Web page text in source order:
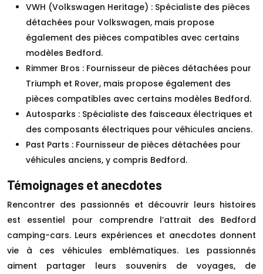
VWH (Volkswagen Heritage) : Spécialiste des pièces
détachées pour Volkswagen, mais propose
également des pièces compatibles avec certains
modèles Bedford.
Rimmer Bros : Fournisseur de pièces détachées pour
Triumph et Rover, mais propose également des
pièces compatibles avec certains modèles Bedford.
Autosparks : Spécialiste des faisceaux électriques et
des composants électriques pour véhicules anciens.
Past Parts : Fournisseur de pièces détachées pour
véhicules anciens, y compris Bedford.
Témoignages et anecdotes
Rencontrer des passionnés et découvrir leurs histoires
est essentiel pour comprendre l’attrait des Bedford
camping-cars. Leurs expériences et anecdotes donnent
vie à ces véhicules emblématiques. Les passionnés
aiment partager leurs souvenirs de voyages, de